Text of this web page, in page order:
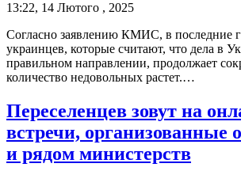
13:22, 14 Лютого , 2025
Согласно заявлению КМИС, в последние
украинцев, которые считают, что дела в
правильном направлении, продолжает
количество недовольных растет.…
Переселенцев зовут на
встречи, организованные
и рядом министерств